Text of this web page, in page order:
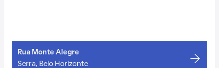
Rua Monte Alegre
Serra, Belo Horizonte